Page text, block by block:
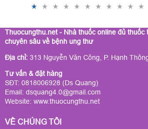
Thuocungthu.net - Nhà thuốc online đủ thuốc
chuyên sâu về bệnh ung thư
Địa chỉ: 313 Nguyễn Văn Công, P. Hạnh
Tư vấn & đặt hàng
SĐT: 0818006928 (Ds Quang)
Email: dsquang4.0@gmail.com
Website: www.thuocungthu.net
VỀ CHÚNG TÔI